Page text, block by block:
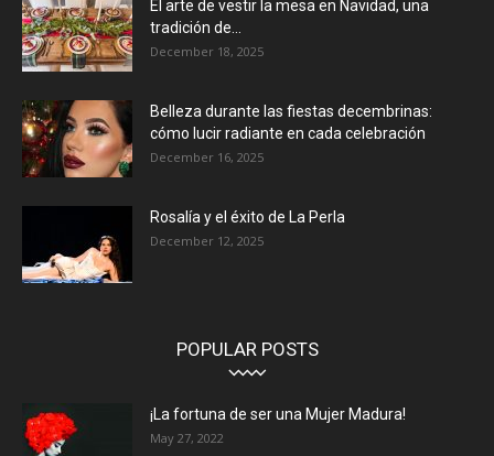
El arte de vestir la mesa en Navidad, una
tradición de...
December 18, 2025
Belleza durante las fiestas decembrinas:
cómo lucir radiante en cada celebración
December 16, 2025
Rosalía y el éxito de La Perla
December 12, 2025
POPULAR POSTS
¡La fortuna de ser una Mujer Madura!
May 27, 2022